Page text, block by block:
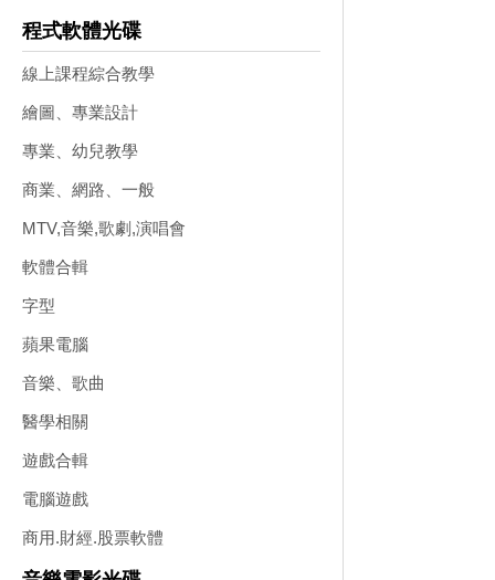
程式軟體光碟
線上課程綜合教學
繪圖、專業設計
專業、幼兒教學
商業、網路、一般
MTV,音樂,歌劇,演唱會
軟體合輯
字型
蘋果電腦
音樂、歌曲
醫學相關
遊戲合輯
電腦遊戲
商用.財經.股票軟體